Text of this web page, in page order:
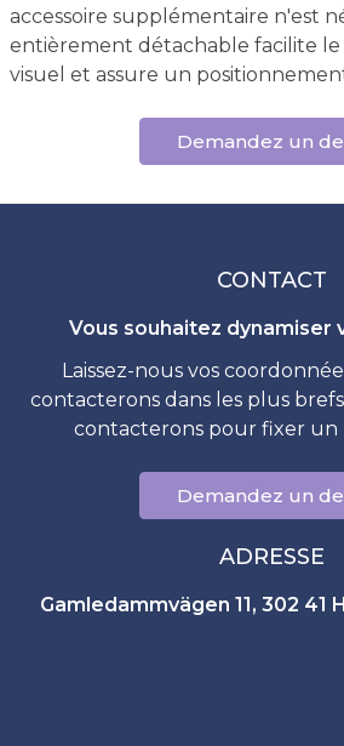
accessoire supplémentaire n'est
entièrement détachable facilite
visuel et assure un
Demandez un
CONTACT
Vous souhaitez dynamiser
Laissez-nous vos
contacterons dans les plus
contacterons pour fixer un
Demandez un
ADRESSE
Gamledammvägen 11, 302 41